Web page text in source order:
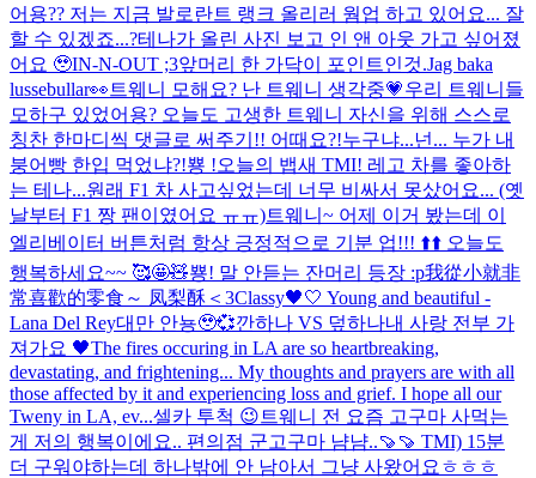
어용?? 저는 지금 발로란트 랭크 올리러 웜업 하고 있어요... 잘
할 수 있겠죠...?테나가 올린 사진 보고 인 앤 아웃 가고 싶어졌
어요 🥹IN-N-OUT ;3앞머리 한 가닥이 포인트인것.Jag baka
lussebullar👀 트웨니 모해요? 난 트웨니 생각중💗우리 트웨니들
모하구 있었어용? 오늘도 고생한 트웨니 자신을 위해 스스로
칭찬 한마디씩 댓글로 써주기!! 어때요?!누구냐...넌... 누가 내
붕어빵 한입 먹었냐?!뿅 !오늘의 뱁새 TMI! 레고 차를 좋아하
는 테나...원래 F1 차 사고싶었는데 너무 비싸서 못샀어요... (옛
날부터 F1 짱 팬이였어요 ㅠㅠ)트웨니~ 어제 이거 봤는데 이
엘리베이터 버튼처럼 항상 긍정적으로 기분 업!!! ⬆️⬆️ 오늘도
행복하세요~~ 🥰🤩🧸뿅! 말 안듣는 잔머리 등장 :p我從小就非
常喜歡的零食～ 凤梨酥＜3Classy🖤🤍 Young and beautiful -
Lana Del Rey대만 안뇽🥹💞깐하나 VS 덮하나내 사랑 전부 가
져가요 🖤The fires occuring in LA are so heartbreaking,
devastating, and frightening... My thoughts and prayers are with all
those affected by it and experiencing loss and grief. I hope all our
Tweny in LA, ev...셀카 투척 😉 트웨니 전 요즘 고구마 사먹는
게 저의 행복이에요.. 편의점 군고구마 냠냠..🍠🍠 TMI) 15분
더 구워야하는데 하나밖에 안 남아서 그냥 사왔어요ㅎㅎㅎ